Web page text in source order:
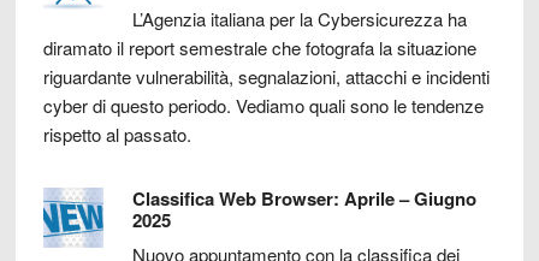
L’Agenzia italiana per la Cybersicurezza ha
diramato il report semestrale che fotografa la situazione
riguardante vulnerabilità, segnalazioni, attacchi e incidenti
cyber di questo periodo. Vediamo quali sono le tendenze
rispetto al passato.
Classifica Web Browser: Aprile – Giugno
2025
Nuovo appuntamento con la classifica dei